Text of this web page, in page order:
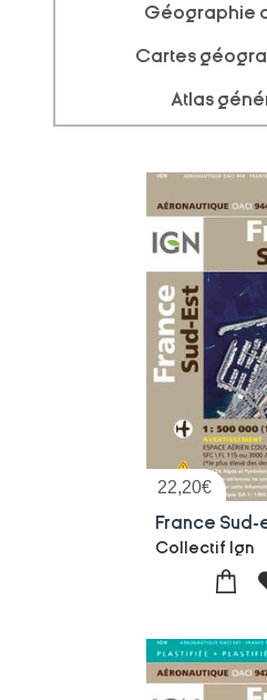
Géographie
Cartes
Atlas
22,20€
Collectif Ign